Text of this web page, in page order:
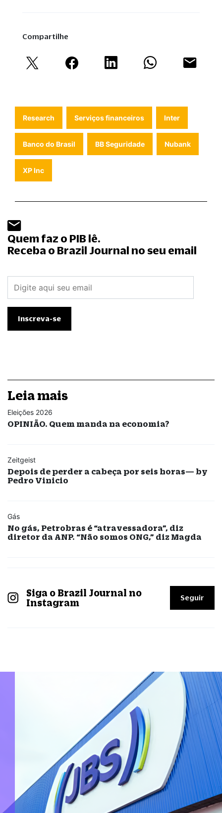
Compartilhe
Research Serviços financeiros Inter
Banco do Brasil BB Seguridade Nubank
XP Inc
Quem faz o PIB lê.
Receba o Brazil Journal no seu email
Leia mais
Eleições 2026
OPINIÃO. Quem manda na economia?
Zeitgeist
Depois de perder a cabeça por seis horas— by
Pedro Vinicio
Gás
No gás, Petrobras é “atravessadora”, diz
diretor da ANP. “Não somos ONG,” diz Magda
Siga o Brazil Journal no
Instagram
Seguir